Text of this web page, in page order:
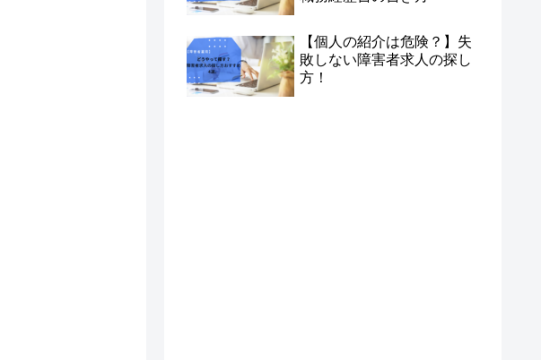
【個人の紹介は危険？】失
敗しない障害者求人の探し
方！